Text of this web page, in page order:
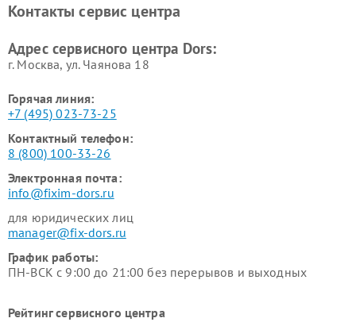
Контакты сервис центра
Адрес сервисного центра Dors:
г. Москва, ул. Чаянова 18
Горячая линия:
+7 (495) 023-73-25
Контактный телефон:
8 (800) 100-33-26
Электронная почта:
info@fixim-dors.ru
для юридических лиц
manager@fix-dors.ru
График работы:
ПН-ВСК с 9:00 до 21:00 без перерывов и выходных
Рейтинг сервисного центра